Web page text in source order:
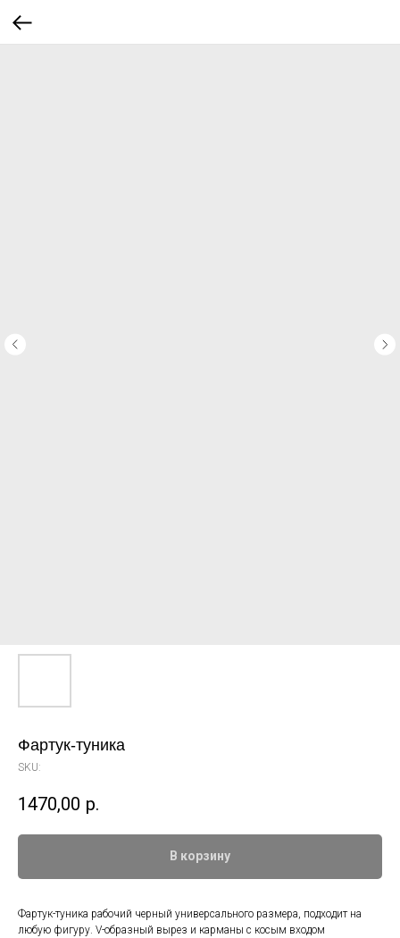
Фартук-туника
SKU:
1470,00 р.
В корзину
Фартук-туника рабочий черный универсального размера, подходит на
любую фигуру. V-образный вырез и карманы с косым входом